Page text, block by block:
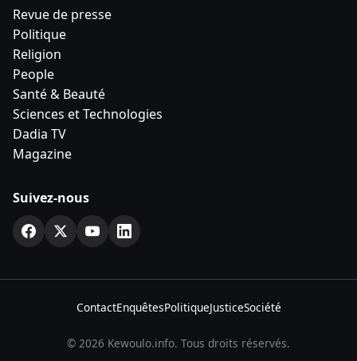
Revue de presse
Politique
Religion
People
Santé & Beauté
Sciences et Technologies
Dadia TV
Magazine
Suivez-nous
ContactEnquêtesPolitiqueJusticeSociété
© 2026 Kewoulo.info. Tous droits réservés.